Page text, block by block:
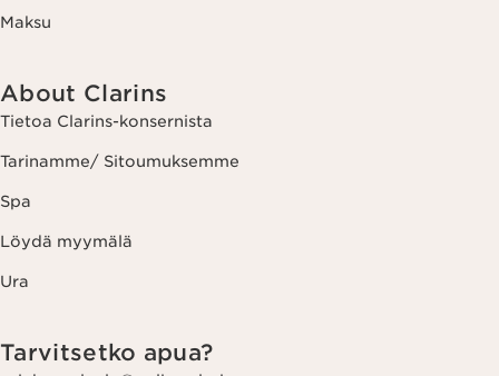
Maksu
About Clarins
Tietoa Clarins-konsernista
Tarinamme/ Sitoumuksemme
Spa
Löydä myymälä
Ura
Tarvitsetko apua?